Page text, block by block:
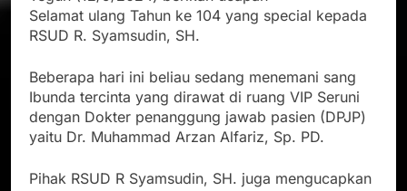
Selamat ulang Tahun ke 104 yang special kepada
RSUD R. Syamsudin, SH.
Beberapa hari ini beliau sedang menemani sang
Ibunda tercinta yang dirawat di ruang VIP Seruni
dengan Dokter penanggung jawab pasien (DPJP)
yaitu Dr. Muhammad Arzan Alfariz, Sp. PD.
Pihak RSUD R Syamsudin, SH. juga mengucapkan